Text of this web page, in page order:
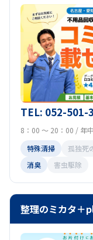
TEL: 052-501-
8：00 ～ 20：00 / 年
特殊清掃
孤独死
消臭
害虫駆除
整理のミカタ＋